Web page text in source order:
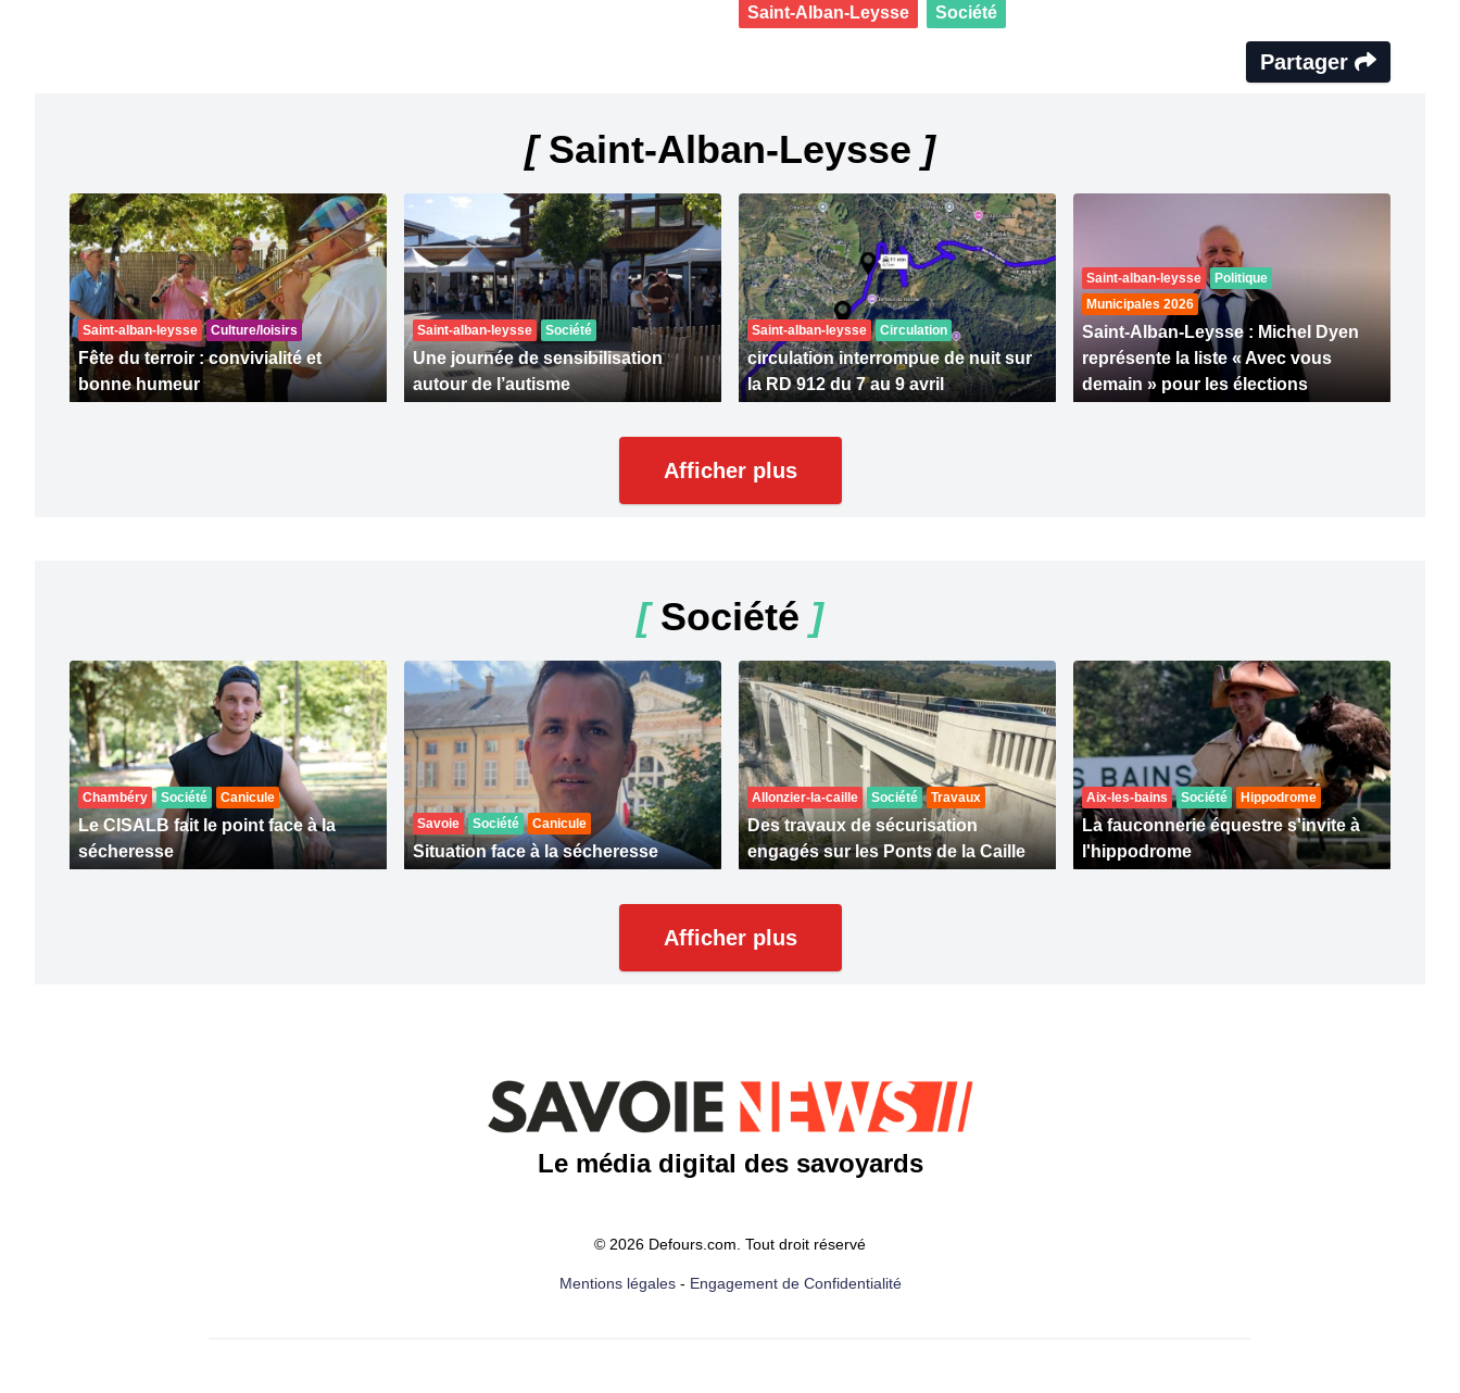
Saint-Alban-Leysse Société
Partager
[Saint-Alban-Leysse ]
Saint-alban-leysse Culture/loisirs
Fête du terroir : convivialité et
bonne humeur
Saint-alban-leysse Société
Une journée de sensibilisation
autour de l’autisme
Saint-alban-leysse Circulation
circulation interrompue de nuit sur
la RD 912 du 7 au 9 avril
Saint-alban-leysse
Politique
Municipales 2026
Saint-Alban-Leysse : Michel Dyen
représente la liste « Avec vous
demain » pour les élections
Afficher plus
[Société ]
Chambéry Société Canicule
Le CISALB fait le point face à la
sécheresse
Savoie Société Canicule
Situation face à la sécheresse
Allonzier-la-caille Société Travaux
Des travaux de sécurisation
engagés sur les Ponts de la Caille
Aix-les-bains Société Hippodrome
La fauconnerie équestre s'invite à
l'hippodrome
Afficher plus
Le média digital des savoyards
© 2026 Defours.com. Tout droit réservé
Mentions légales- Engagement de Confidentialité